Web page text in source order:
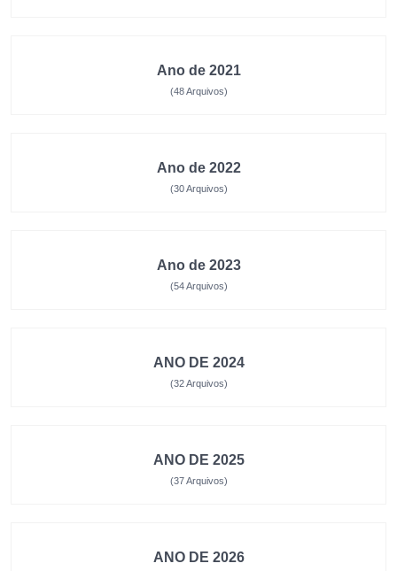
Ano de 2021
(48 Arquivos)
Ano de 2022
(30 Arquivos)
Ano de 2023
(54 Arquivos)
ANO DE 2024
(32 Arquivos)
ANO DE 2025
(37 Arquivos)
ANO DE 2026